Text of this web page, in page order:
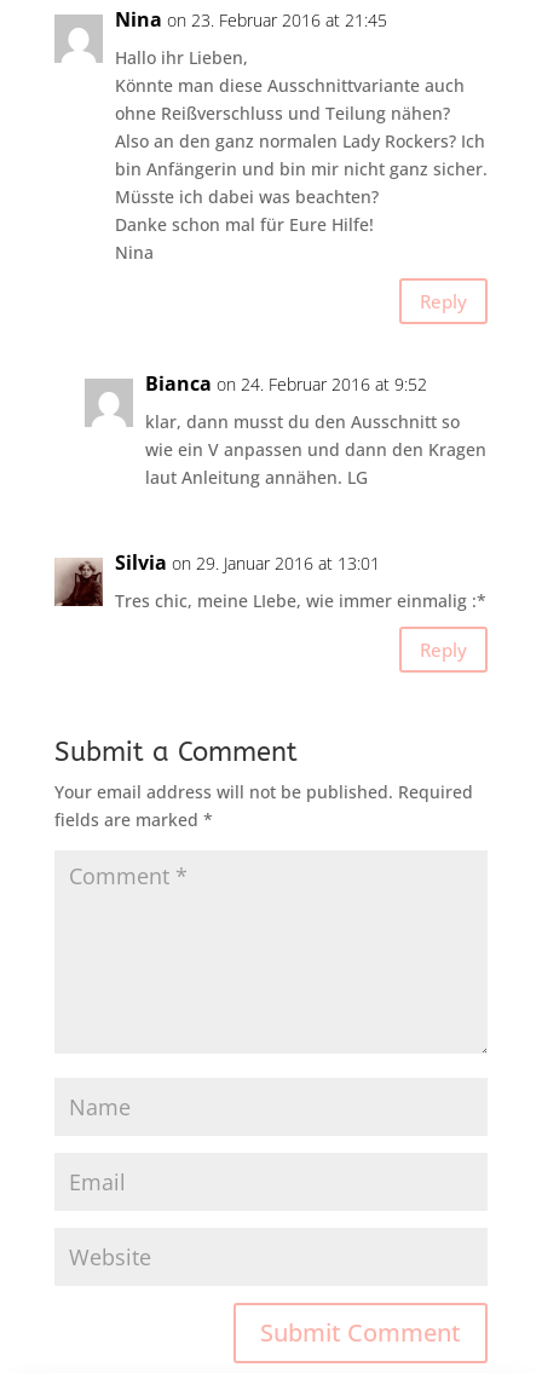
Nina on 23. Februar 2016 at 21:45
Hallo ihr Lieben,
Könnte man diese Ausschnittvariante auch
ohne Reißverschluss und Teilung nähen?
Also an den ganz normalen Lady Rockers? Ich
bin Anfängerin und bin mir nicht ganz sicher.
Müsste ich dabei was beachten?
Danke schon mal für Eure Hilfe!
Nina
Reply
Bianca on 24. Februar 2016 at 9:52
klar, dann musst du den Ausschnitt so
wie ein V anpassen und dann den Kragen
laut Anleitung annähen. LG
Silvia on 29. Januar 2016 at 13:01
Tres chic, meine LIebe, wie immer einmalig :*
Reply
Submit a Comment
Your email address will not be published. Required
fields are marked *